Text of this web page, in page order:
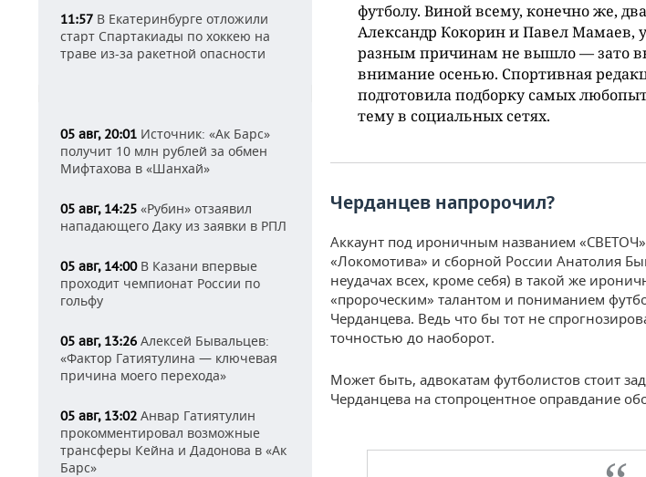
11:57 В Екатеринбурге отложили
старт Спартакиады по хоккею на
траве из-за ракетной опасности
05 авг, 20:01 Источник: «Ак Барс»
получит 10 млн рублей за обмен
Мифтахова в «Шанхай»
05 авг, 14:25 «Рубин» отзаявил
нападающего Даку из заявки в РПЛ
05 авг, 14:00В Казани впервые
проходит чемпионат России по
гольфу
05 авг, 13:26 Алексей Бывальцев:
«Фактор Гатиятулина — ключевая
причина моего перехода»
05 авг, 13:02 Анвар Гатиятулин
прокомментировал возможные
трансферы Кейна и Дадонова в «Ак
Барс»
футболу. Виной всему, конечно же,
Александр Кокорин и Павел Мамаев,
разным причинам не вышло — зато
внимание осенью. Спортивная
подготовила подборку самых
тему в социальных сетях.
Черданцев напророчил?
Аккаунт под ироничным названием «СВЕТОЧ»
«Локомотива» и сборной России Анатолия
неудачах всех, кроме себя) в такой же
«пророческим» талантом и пониманием
Черданцева. Ведь что бы тот не
точностью до наоборот.
Может быть, адвокатам футболистов стоит
Черданцева на стопроцентное оправдание